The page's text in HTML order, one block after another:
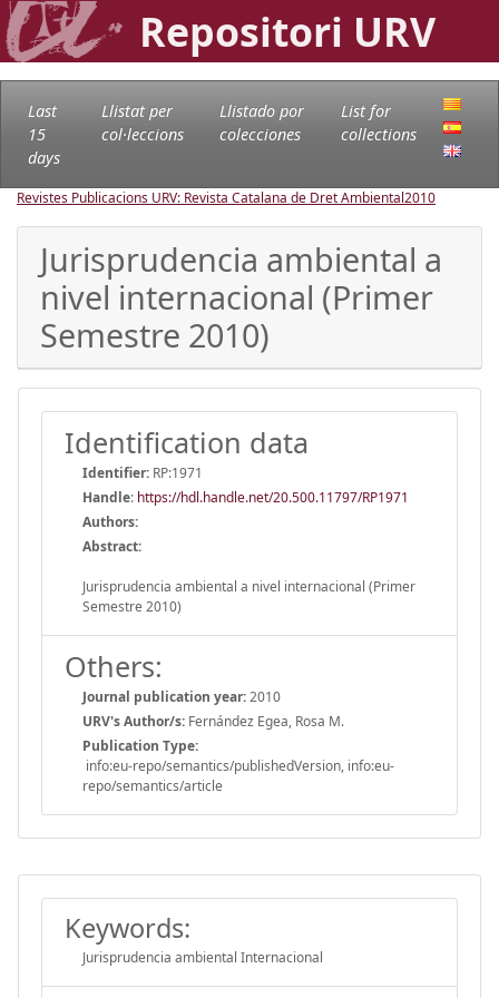
Repositori URV
Last
15
days
Llistat per
col·leccions
Llistado por
colecciones
List for
collections
Revistes Publicacions URV: Revista Catalana de Dret Ambiental2010
Jurisprudencia ambiental a
nivel internacional (Primer
Semestre 2010)
Identification data
Identifier: RP:1971
Handle: https://hdl.handle.net/20.500.11797/RP1971
Authors:
Abstract:
Jurisprudencia ambiental a nivel internacional (Primer
Semestre 2010)
Others:
Journal publication year:2010
URV's Author/s: Fernández Egea, Rosa M.
Publication Type:
info:eu-repo/semantics/publishedVersion, info:eu-
repo/semantics/article
Keywords:
Jurisprudencia ambiental Internacional